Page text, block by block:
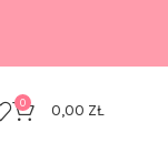
0 0,00 ZŁ